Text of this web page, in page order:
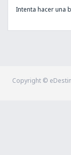
Intenta hacer una
Copyright ©